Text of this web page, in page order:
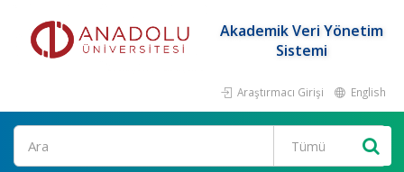
Akademik Veri Yönetim
Sistemi
Araştırmacı Girişi English
Ara